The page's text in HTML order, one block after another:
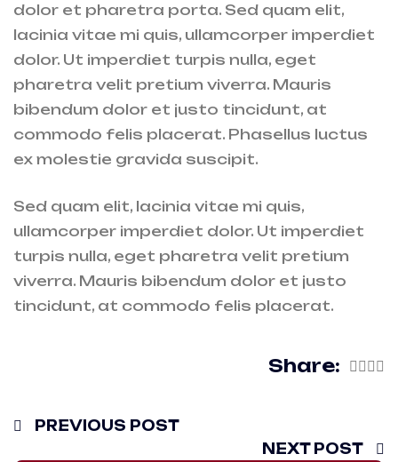
dolor et pharetra porta. Sed quam elit,
lacinia vitae mi quis, ullamcorper imperdiet
dolor. Ut imperdiet turpis nulla, eget
pharetra velit pretium viverra. Mauris
bibendum dolor et justo tincidunt, at
commodo felis placerat. Phasellus luctus
ex molestie gravida suscipit.
Sed quam elit, lacinia vitae mi quis,
ullamcorper imperdiet dolor. Ut imperdiet
turpis nulla, eget pharetra velit pretium
viverra. Mauris bibendum dolor et justo
tincidunt, at commodo felis placerat.
Share:
PREVIOUS POST
NEXT POST